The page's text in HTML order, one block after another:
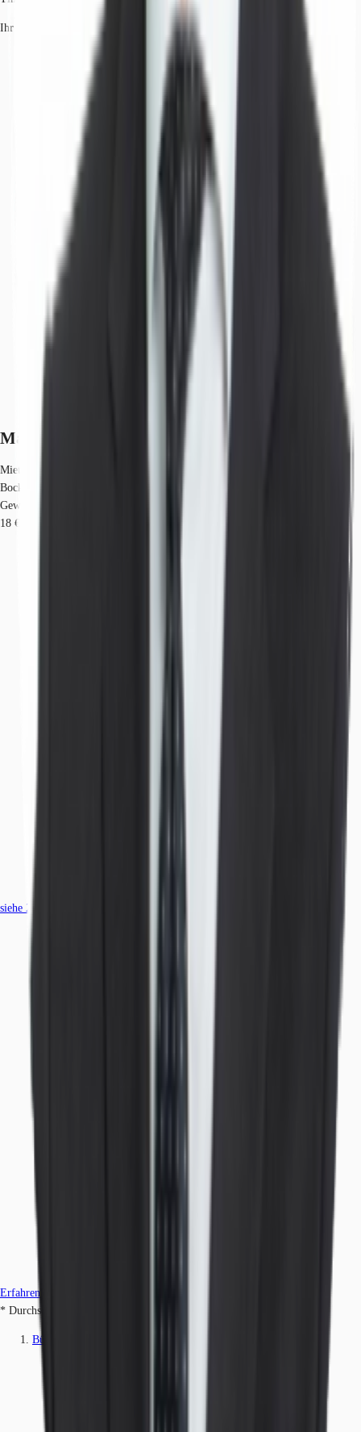
Ihr Kontakt
Marktinformationen
Mietmarkt
Bockenheim, Frankfurt am Main
Gew. Ø-Miete
18 € / m²
siehe 25
Erfahren Sie mehr
* Durchschnittspreis auf Grundlage historischer Transaktionen.
Büros